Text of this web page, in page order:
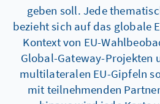
geben soll. Jede
bezieht sich auf das globale
Kontext von EU-
Global-Gateway-Projekten
multilateralen EU-Gipfeln
mit teilnehmenden